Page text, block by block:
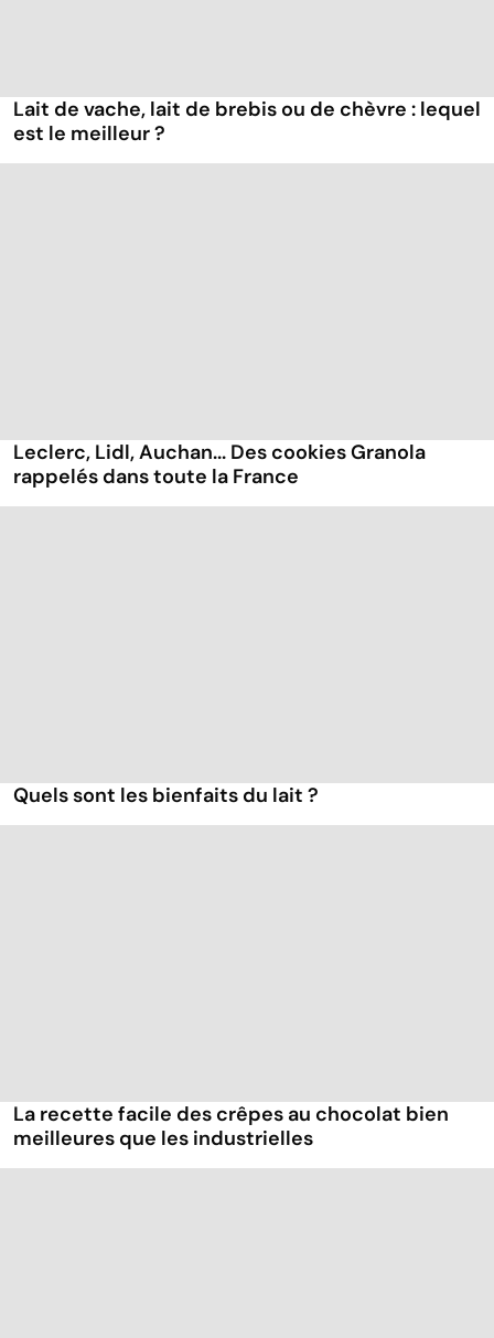
Lait de vache, lait de brebis ou de chèvre : lequel
est le meilleur ?
Leclerc, Lidl, Auchan... Des cookies Granola
rappelés dans toute la France
Quels sont les bienfaits du lait ?
La recette facile des crêpes au chocolat bien
meilleures que les industrielles